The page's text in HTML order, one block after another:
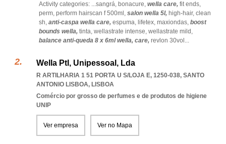
Activity categories: ...sangrá, bonacure, wella care, fit ends,
perm, perform hairscan f 500ml, salon wella 5l, high-hair, clean
sh, anti-caspa wella care, espuma, lifetex, maxiondas, boost
bounds wella, tinta, wellastrate intense, wellastrate mild,
balance anti-queda 8 x 6ml wella, care, revlon 30vol ...
Wella Ptl, Unipessoal, Lda
R ARTILHARIA 1 51 PORTA U S/LOJA E, 1250-038, SANTO
ANTONIO LISBOA, LISBOA
Comércio por grosso de perfumes e de produtos de higiene
UNIP
Ver empresa Ver no Mapa